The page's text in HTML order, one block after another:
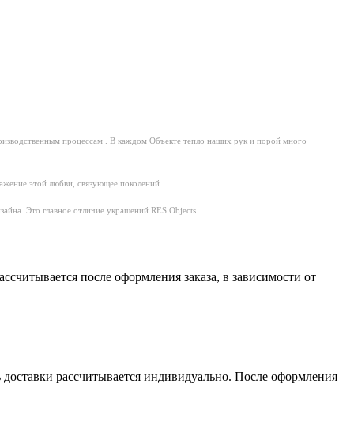
процессам . В каждом Объекте тепло наших рук и порой много
этой любви, связующее поколений.
Это главное отличие украшений RES Objects.
после оформления заказа, в зависимости от
рассчитывается индивидуально. После оформления